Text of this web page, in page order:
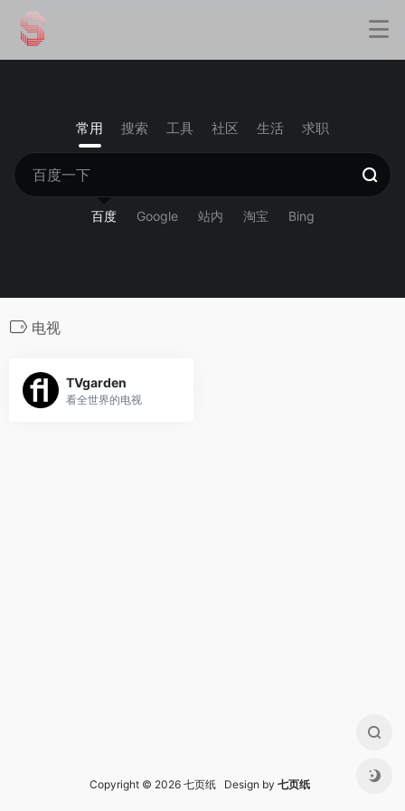
常用 搜索 工具 社区 生活 求职
百度 Google 站内 淘宝 Bing
电视
TVgarden
看全世界的电视
Copyright © 2026 七页纸 Design by 七页纸